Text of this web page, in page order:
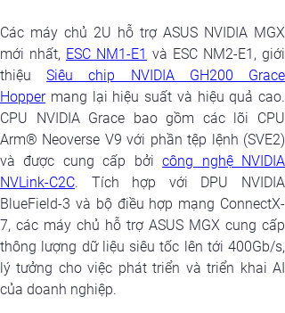
Các máy chủ 2U hỗ trợ ASUS NVIDIA MGX
mới nhất, ESC NM1-E1 và ESC NM2-E1, giới
thiệu Siêu chip NVIDIA GH200 Grace
Hopper mang lại hiệu suất và hiệu quả cao.
CPU NVIDIA Grace bao gồm các lõi CPU
Arm® Neoverse V9 với phần tệp lệnh (SVE2)
và được cung cấp bởi công nghệ NVIDIA
NVLink-C2C. Tích hợp với DPU NVIDIA
BlueField-3 và bộ điều hợp mạng ConnectX-
7, các máy chủ hỗ trợ ASUS MGX cung cấp
thông lượng dữ liệu siêu tốc lên tới 400Gb/s,
lý tưởng cho việc phát triển và triển khai AI
của doanh nghiệp.